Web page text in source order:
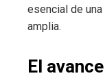
esencial de
amplia.
El